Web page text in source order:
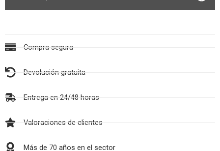
Compra segura
Devolución gratuita
Entrega en 24/48 horas
Valoraciones de clientes
Más de 70 años en el sector